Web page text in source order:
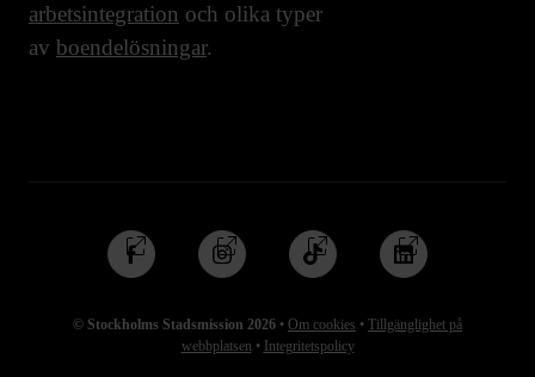
arbetsintegration och olika typer
av boendelösningar.
© Stockholms Stadsmission 2026 • Om cookies • Tillgänglighet på
webbplatsen • Integritetspolicy
Följ
oss
Facebook
Följ
oss
Instagram
Följ
oss
TikTok
Följ
oss
Linkedin